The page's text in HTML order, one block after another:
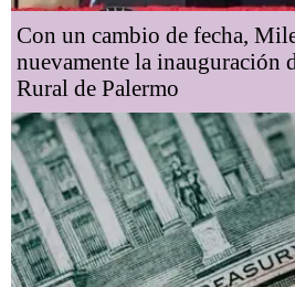
Con un cambio de fecha,
nuevamente la inauguración
Rural de Palermo